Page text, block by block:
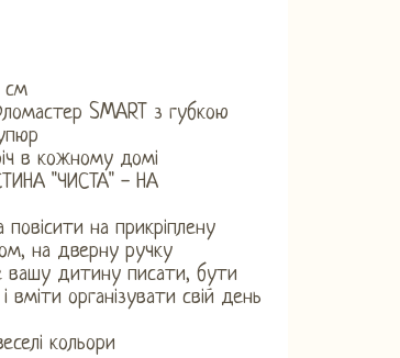
см
SMART з губкою
в кожному домі
"ЧИСТА" - НА
на прикріплену
на дверну ручку
вашу дитину писати, бути
вміти організувати свій день
кольори